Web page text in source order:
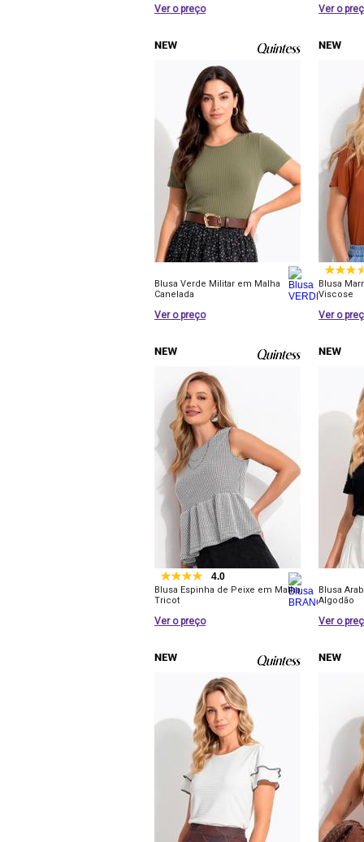
Ver o preço Ver o
Blusa Verde Militar em Malha
Canelada
Ver o preço
Blusa
Viscose
Ver o
4.0
Blusa Espinha de Peixe em Malha
Tricot
Ver o preço
Blusa
Algodão
Ver o